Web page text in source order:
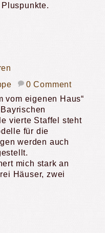
0 Comment
vom eigenen Haus“
vierte Staffel steht
für die
werden auch
mich stark an
Häuser, zwei